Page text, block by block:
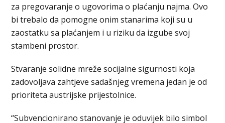
za pregovaranje o ugovorima o plaćanju najma. Ovo
bi trebalo da pomogne onim stanarima koji su u
zaostatku sa plaćanjem i u riziku da izgube svoj
stambeni prostor.
Stvaranje solidne mreže socijalne sigurnosti koja
zadovoljava zahtjeve sadašnjeg vremena jedan je od
prioriteta austrijske prijestolnice.
“Subvencionirano stanovanje je oduvijek bilo simbol